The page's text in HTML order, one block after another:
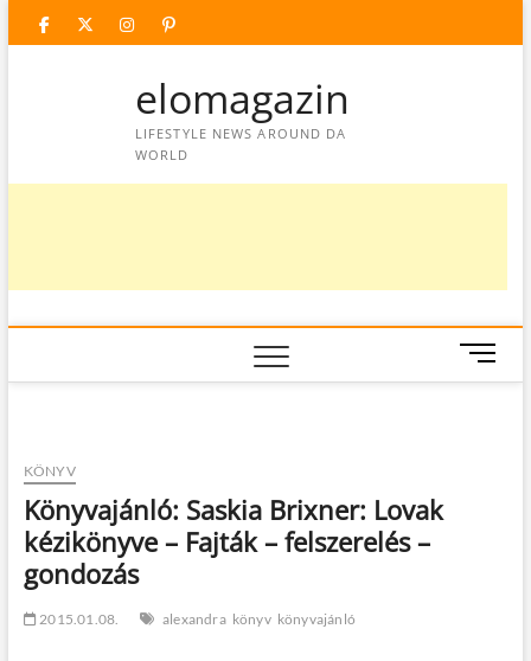
facebooktwitter
instagram
googleplus
pinterest
elomagazin
LIFESTYLE NEWS AROUND DA
WORLD
M
e
KÖNYV
Könyvajánló: Saskia Brixner: Lovak
kézikönyve – Fajták – felszerelés –
gondozás
2015.01.08. alexandra könyv könyvajánló